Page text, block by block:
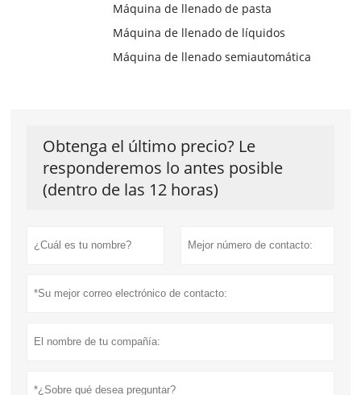
Máquina de llenado de pasta
Máquina de llenado de líquidos
Máquina de llenado semiautomática
Obtenga el último precio? Le
responderemos lo antes posible
(dentro de las 12 horas)